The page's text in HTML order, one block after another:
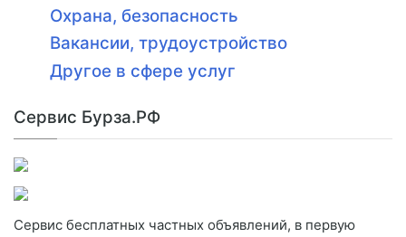
Охрана, безопасность
Вакансии, трудоустройство
Другое в сфере услуг
Сервис Бурза.РФ
Сервис бесплатных частных объявлений, в первую